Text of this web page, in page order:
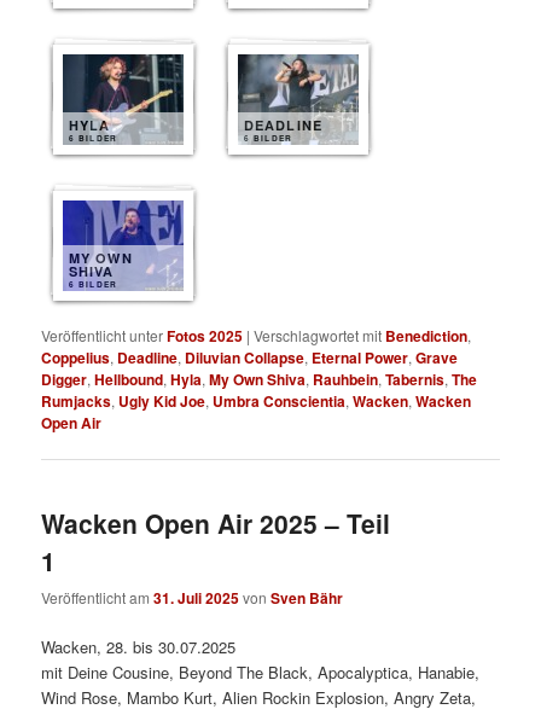
HYLA
6 BILDER
DEADLINE
6 BILDER
MY OWN
SHIVA
6 BILDER
Veröffentlicht unterFotos 2025 |Verschlagwortet mit Benediction,
Coppelius, Deadline, Diluvian Collapse, Eternal Power,Grave
Digger,Hellbound,Hyla,My Own Shiva, Rauhbein,Tabernis,The
Rumjacks, Ugly Kid Joe, Umbra Conscientia,Wacken,Wacken
Open Air
Wacken Open Air 2025 – Teil
1
Veröffentlicht am31. Juli 2025vonSven Bähr
Wacken, 28. bis 30.07.2025
mit Deine Cousine, Beyond The Black, Apocalyptica, Hanabie,
Wind Rose, Mambo Kurt, Alien Rockin Explosion, Angry Zeta,